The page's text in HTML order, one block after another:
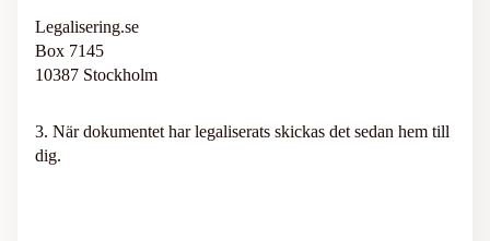
Legalisering.se
Box 7145
10387 Stockholm
3. När dokumentet har legaliserats skickas det sedan hem till
dig.